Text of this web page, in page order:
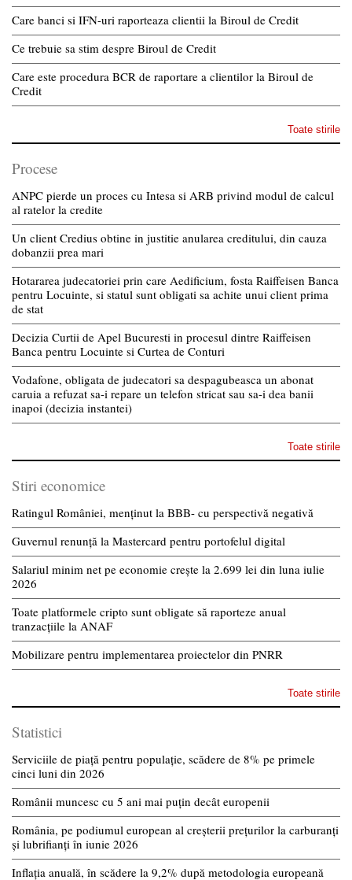
Care banci si IFN-uri raporteaza clientii la Biroul de Credit
Ce trebuie sa stim despre Biroul de Credit
Care este procedura BCR de raportare a clientilor la Biroul de
Credit
Toate stirile
Procese
ANPC pierde un proces cu Intesa si ARB privind modul de calcul
al ratelor la credite
Un client Credius obtine in justitie anularea creditului, din cauza
dobanzii prea mari
Hotararea judecatoriei prin care Aedificium, fosta Raiffeisen Banca
pentru Locuinte, si statul sunt obligati sa achite unui client prima
de stat
Decizia Curtii de Apel Bucuresti in procesul dintre Raiffeisen
Banca pentru Locuinte si Curtea de Conturi
Vodafone, obligata de judecatori sa despagubeasca un abonat
caruia a refuzat sa-i repare un telefon stricat sau sa-i dea banii
inapoi (decizia instantei)
Toate stirile
Stiri economice
Ratingul României, menținut la BBB- cu perspectivă negativă
Guvernul renunță la Mastercard pentru portofelul digital
Salariul minim net pe economie crește la 2.699 lei din luna iulie
2026
Toate platformele cripto sunt obligate să raporteze anual
tranzacțiile la ANAF
Mobilizare pentru implementarea proiectelor din PNRR
Toate stirile
Statistici
Serviciile de piață pentru populație, scădere de 8% pe primele
cinci luni din 2026
Românii muncesc cu 5 ani mai puțin decât europenii
România, pe podiumul european al creșterii prețurilor la carburanți
și lubrifianți în iunie 2026
Inflația anuală, în scădere la 9,2% după metodologia europeană